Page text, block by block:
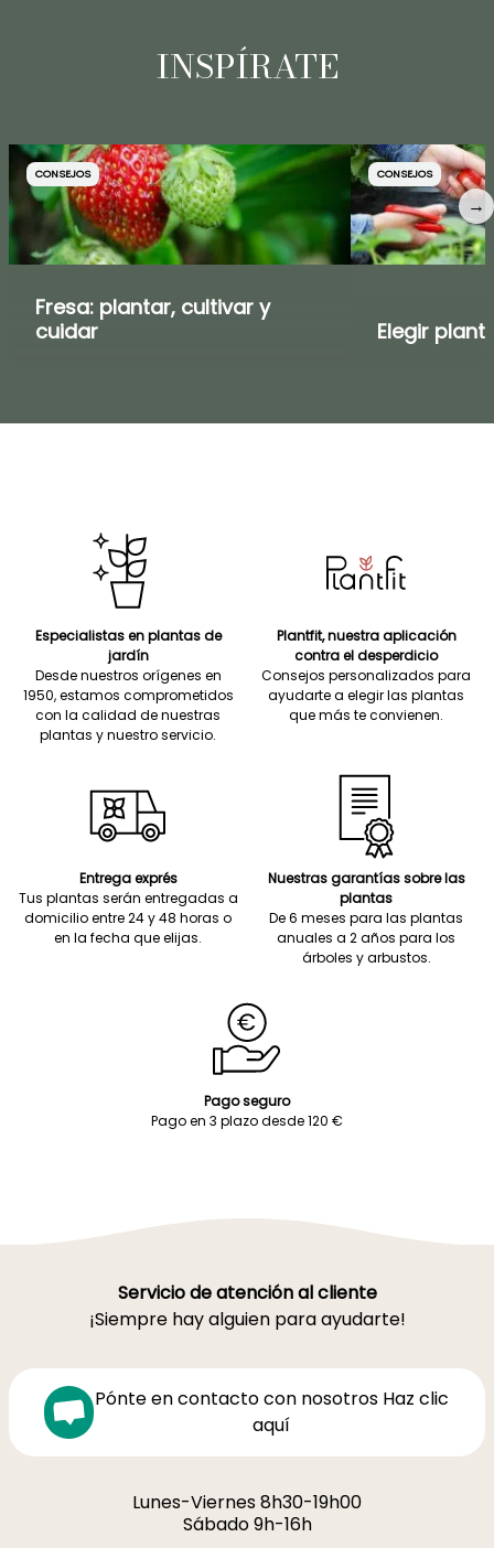
INSPÍRATE
CONSEJOS
Fresa: plantar, cultivar y
cuidar
CONSEJOS
Elegir
→
Especialistas en plantas de
jardín
Desde nuestros orígenes en
1950, estamos comprometidos
con la calidad de nuestras
plantas y nuestro servicio.
Plantfit, nuestra aplicación
contra el desperdicio
Consejos personalizados para
ayudarte a elegir las plantas
que más te convienen.
Entrega exprés
Tus plantas serán entregadas a
domicilio entre 24 y 48 horas o
en la fecha que elijas.
Nuestras garantías sobre las
plantas
De 6 meses para las plantas
anuales a 2 años para los
árboles y arbustos.
Pago seguro
Pago en 3 plazo desde 120 €
Servicio de atención al cliente
¡Siempre hay alguien para ayudarte!
Pónte en contacto con nosotros Haz clic
aquí
Lunes-Viernes 8h30-19h00
Sábado 9h-16h